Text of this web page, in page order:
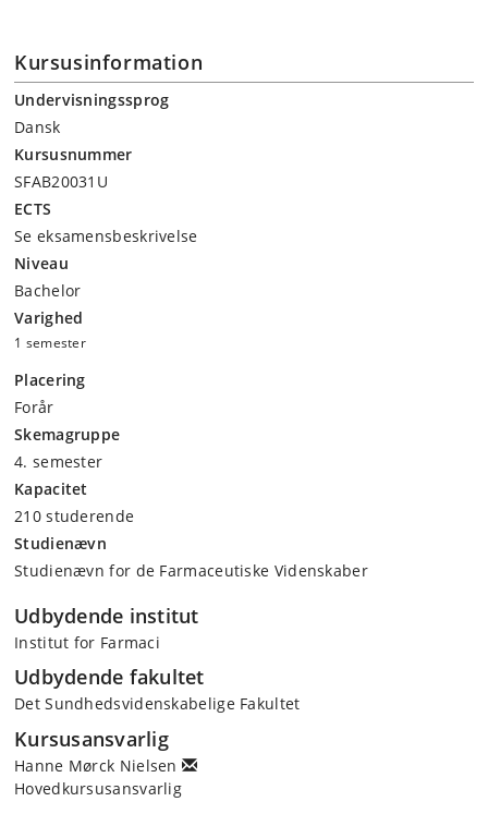
Kursusinformation
Undervisningssprog
Dansk
Kursusnummer
SFAB20031U
ECTS
Se eksamensbeskrivelse
Niveau
Bachelor
Varighed
1 semester
Placering
Forår
Skemagruppe
4. semester
Kapacitet
210 studerende
Studienævn
Studienævn for de Farmaceutiske Videnskaber
Udbydende institut
Institut for Farmaci
Udbydende fakultet
Det Sundhedsvidenskabelige Fakultet
Kursusansvarlig
Hanne Mørck Nielsen
Hovedkursusansvarlig